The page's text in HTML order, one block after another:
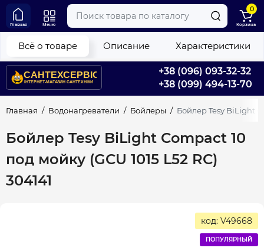
+38 (096) 093-32-32
+38 (099) 494-13-70
Главная Меню
0
Корзина
Главная Водонагреватели Бойлеры Бойлер Tesy BiLight
Бойлер Tesy BiLight Compact 10
под мойку (GCU 1015 L52 RC)
304141
Всё о товаре Описание Характеристики
код: V49668
ПОПУЛЯРНЫЙ